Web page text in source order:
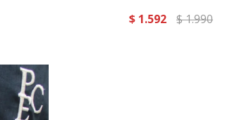
$ 1.592 $1.990